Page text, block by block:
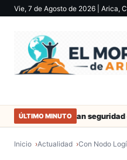
Vie, 7 de Agosto de 2026 | Arica,
ÚLTIMO MINUTO
Refuerzan seguridad en el
Inicio Actualidad Con Nodo